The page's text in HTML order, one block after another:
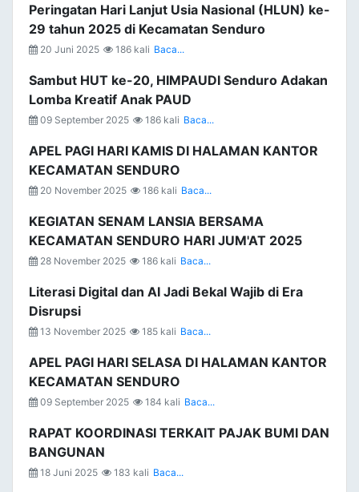
Peringatan Hari Lanjut Usia Nasional (HLUN) ke-
29 tahun 2025 di Kecamatan Senduro
20 Juni 2025 186 kali Baca...
Sambut HUT ke-20, HIMPAUDI Senduro Adakan
Lomba Kreatif Anak PAUD
09 September 2025 186 kali Baca...
APEL PAGI HARI KAMIS DI HALAMAN KANTOR
KECAMATAN SENDURO
20 November 2025 186 kali Baca...
KEGIATAN SENAM LANSIA BERSAMA
KECAMATAN SENDURO HARI JUM'AT 2025
28 November 2025 186 kali Baca...
Literasi Digital dan AI Jadi Bekal Wajib di Era
Disrupsi
13 November 2025 185 kali Baca...
APEL PAGI HARI SELASA DI HALAMAN KANTOR
KECAMATAN SENDURO
09 September 2025 184 kali Baca...
RAPAT KOORDINASI TERKAIT PAJAK BUMI DAN
BANGUNAN
18 Juni 2025 183 kali Baca...